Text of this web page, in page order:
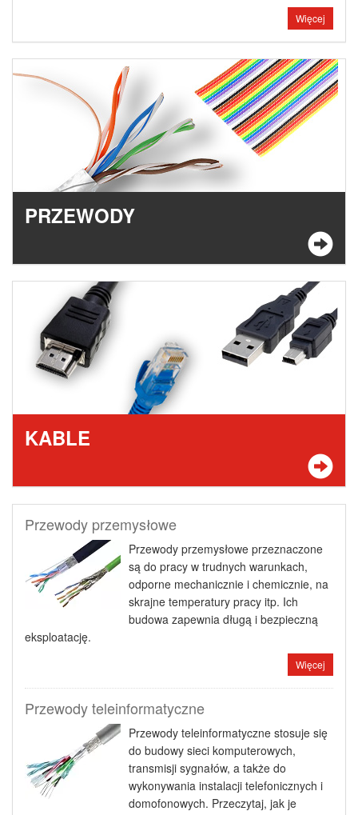
Więcej
PRZEWODY
KABLE
Przewody przemysłowe
Przewody przemysłowe przeznaczone
są do pracy w trudnych warunkach,
odporne mechanicznie i chemicznie, na
skrajne temperatury pracy itp. Ich
budowa zapewnia długą i bezpieczną
eksploatację.
Więcej
Przewody teleinformatyczne
Przewody teleinformatyczne stosuje się
do budowy sieci komputerowych,
transmisji sygnałów, a także do
wykonywania instalacji telefonicznych i
domofonowych. Przeczytaj, jak je